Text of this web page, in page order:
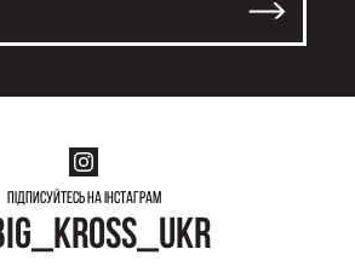
Підписуйтесь на інстаграм